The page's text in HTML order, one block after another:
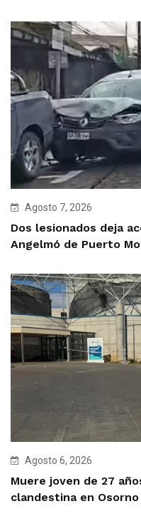
Agosto 7, 2026
Dos lesionados deja
Angelmó de Puerto
Agosto 6, 2026
Muere joven de 27
clandestina en Osorno